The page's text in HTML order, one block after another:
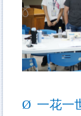
Ø 一花一